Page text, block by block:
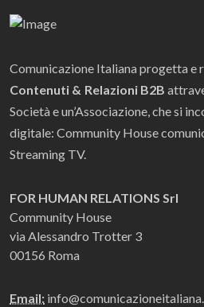
Comunicazione Italiana progetta e
Contenuti & Relazioni B2B
Società e un’Associazione, che si
digitale: Community House
Streaming TV.
FOR HUMAN RELATIONS Srl
Community House
via Alessandro Trotter 3
00156 Roma
Email: